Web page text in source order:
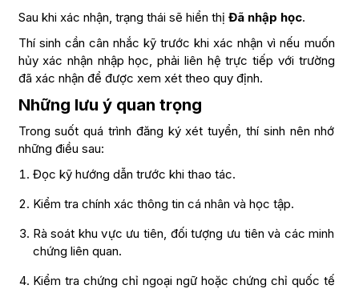
Sau khi xác nhận, trạng thái sẽ hiển thị Đã nhập học.
Thí sinh cần cân nhắc kỹ trước khi xác nhận vì nếu muốn
hủy xác nhận nhập học, phải liên hệ trực tiếp với trường
đã xác nhận để được xem xét theo quy định.
Những lưu ý quan trọng
Trong suốt quá trình đăng ký xét tuyển, thí sinh nên nhớ
những điều sau:
Đọc kỹ hướng dẫn trước khi thao tác.
Kiểm tra chính xác thông tin cá nhân và học tập.
Rà soát khu vực ưu tiên, đối tượng ưu tiên và các minh
chứng liên quan.
Kiểm tra chứng chỉ ngoại ngữ hoặc chứng chỉ quốc tế